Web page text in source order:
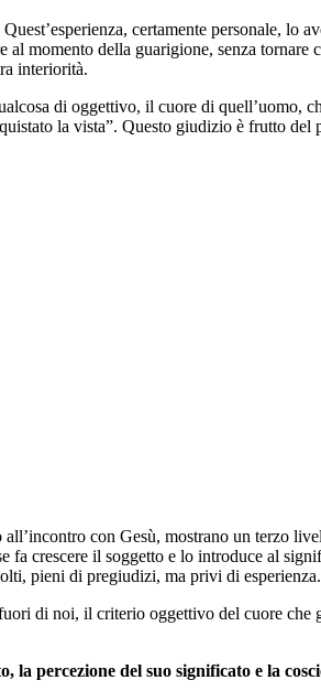
certamente personale, lo
momento della guarigione, senza
interiorità.
di oggettivo, il cuore di quell’uomo,
la vista”. Questo giudizio è frutto
con Gesù, mostrano un terzo
fa crescere il soggetto e lo introduce al
pieni di pregiudizi, ma privi di esperienza.
di noi, il criterio oggettivo del cuore che
percezione del suo significato e la